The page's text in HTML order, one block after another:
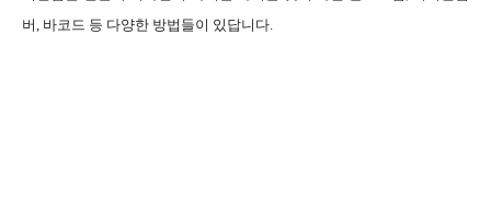
버, 바코드 등 다양한 방법들이 있답니다.